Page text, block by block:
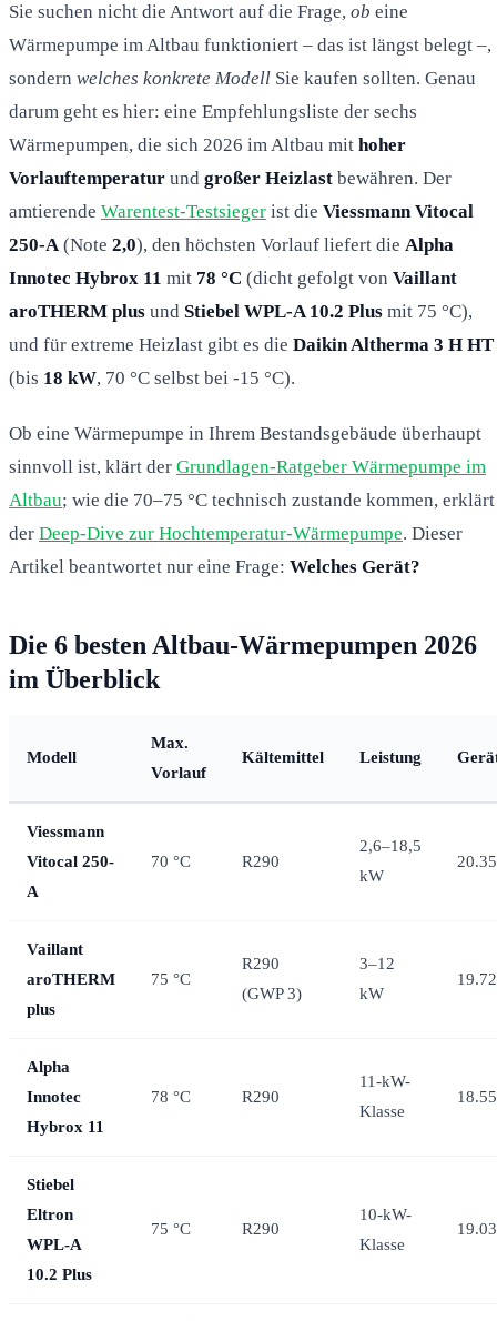
Sie suchen nicht die Antwort auf die Frage, ob eine
Wärmepumpe im Altbau funktioniert – das ist längst belegt –,
sondern welches konkrete Modell Sie kaufen sollten. Genau
darum geht es hier: eine Empfehlungsliste der sechs
Wärmepumpen, die sich 2026 im Altbau mit hoher
Vorlauftemperatur und großer Heizlast bewähren. Der
amtierende Warentest-Testsieger ist die Viessmann Vitocal
250-A (Note 2,0), den höchsten Vorlauf liefert die Alpha
Innotec Hybrox 11 mit 78 °C (dicht gefolgt von Vaillant
aroTHERM plus und Stiebel WPL-A 10.2 Plus mit 75 °C),
und für extreme Heizlast gibt es die Daikin Altherma 3 H HT
(bis 18 kW, 70 °C selbst bei -15 °C).
Ob eine Wärmepumpe in Ihrem Bestandsgebäude überhaupt
sinnvoll ist, klärt der Grundlagen-Ratgeber Wärmepumpe im
Altbau; wie die 70–75 °C technisch zustande kommen, erklärt
der Deep-Dive zur Hochtemperatur-Wärmepumpe. Dieser
Artikel beantwortet nur eine Frage: Welches Gerät?
Die 6 besten Altbau-Wärmepumpen 2026
im Überblick
Modell
Max.
Vorlauf
Kältemittel Leistung
Viessmann
Vitocal 250-
A
70 °C R290
2,6–18,5
kW
Vaillant
aroTHERM
plus
75 °C
R290
(GWP 3)
3–12
kW
Alpha
Innotec
Hybrox 11
78 °C R290
11-kW-
Klasse
Stiebel
Eltron
WPL-A
10.2 Plus
75 °C R290
10-kW-
Klasse